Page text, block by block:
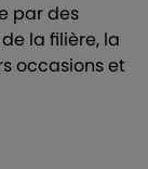
par des
la filière, la
occasions et